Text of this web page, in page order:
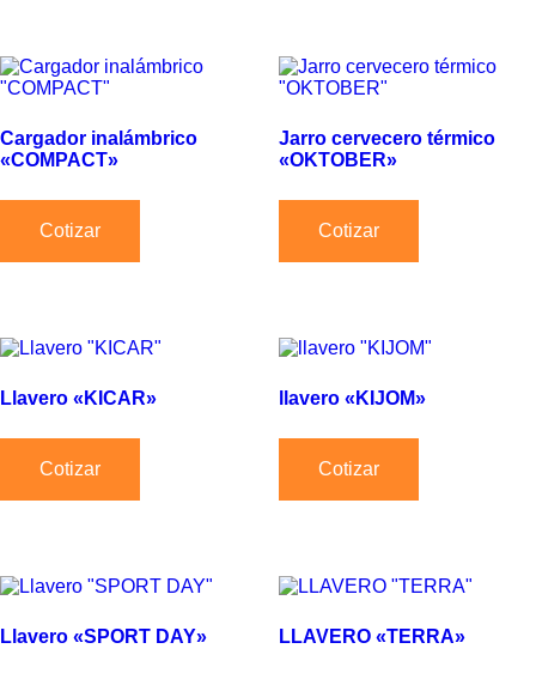
Cargador inalámbrico
«COMPACT»
Cotizar
Jarro cervecero térmico
«OKTOBER»
Cotizar
Llavero «KICAR»
Cotizar
llavero «KIJOM»
Cotizar
Llavero «SPORT DAY» LLAVERO «TERRA»